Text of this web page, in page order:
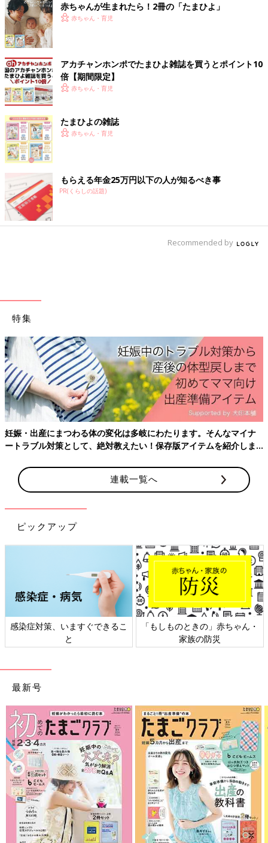
育休復帰直後、子どもがいないオフィスで思わず、小さいパーツ
を見て「危険！！誤飲しちゃう！」と反射的に焦ってしまい、自
分にびっくり。
ク・・・。ハハのさけび#18でも書きましたが、妊娠してからず
っと、子どもの命を守ることに必死なのですよね。いつか、もう
子どもを守りたいがあまり・・・[ハハの
さけび #18]
子どもを守りたいがあまり・・・[ハハのさけ
び #18]妊娠して出産して・・・ずっとずっと
「この命を守る！」ということに必死で過ごし
ています。（寝ていれば、息をしているか心配
になり。熱が出れば、苦しくないか、救急外来
に行くべきか心配になり。動き出せば、いろん
なところにぶつけないか心配になり・・・。
[わぐり]
2018年4月に息子を出産した34歳。
ら現在の育児中までのイラストを、ほぼ毎日更新しています。
X（旧Twitter）「ハハのつぶやき」
母親になったなーと感じること：食事[ハ
ハのさけび #47]
母親になったなーと感じること：食事[ハハの
さけび #47]ハハのさけび#46-50では、私が
「母親になったなー」と感じる瞬間について書
いていきたいと思います。子どもの離乳食が終
わり、大人と同じようなものが食べられるよう
になってからというもの・・・食事の時、子ど
もの食べられるものを探すハンターと化してい
クセになりました。人のおうちでご馳走になる
時も、子どもに食べさせるためなら、「これ、
いただいていいですか？」とグイグイ行ってし
まう。私、雌ライオンかな？と思います。
※この記事は、過去にたまひよONLINEで公開されたものです。
母親になったなーと
赤ちゃんが生まれたら！2冊の「たまひよ」
赤ちゃん・育児
アカチャンホンポでたまひよ雑誌を買うとポイント10
倍【期間限定】
赤ちゃん・育児
たまひよの雑誌
赤ちゃん・育児
もらえる年金25万円以下の人が知るべき事
PR(くらしの話題)
Recommended by
特集
妊娠・出産にまつわる体の変化は多岐にわたります。そんなマイナ
ートラブル対策として、絶対教えたい！保存版アイテムを紹介しま
連載一覧へ
ピックアップ
感染症対策、いますぐできるこ
と
「もしものときの」赤ちゃん・
家族の防災
最新号